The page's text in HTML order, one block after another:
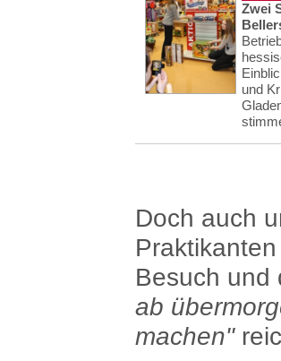
Zwei
und
Doch auch
Besuch
ab
machen"